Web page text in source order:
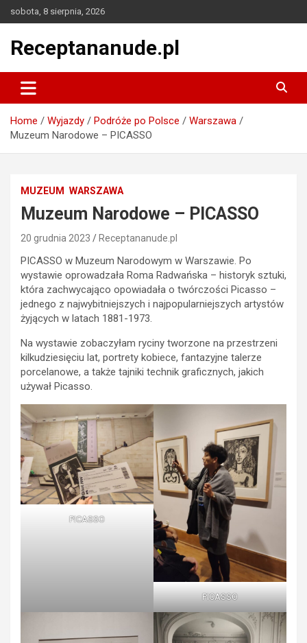
to
sobota, 8 sierpnia, 2026
Receptananude.pl
Home Wyjazdy Podróże po Polsce
Warszawa
Muzeum Narodowe – PICASSO
MUZEUM WARSZAWA
Muzeum Narodowe – PICASSO
20 grudnia 2023 Receptananude.pl
PICASSO w Muzeum Narodowym w Warszawie. Po
wystawie oprowadzała Roma Radwańska – historyk sztuki,
która zachwycająco opowiadała o twórczości Picasso –
jednego z najwybitniejszych i najpopularniejszych artystów
żyjących w latach 1881-1973.
Na wystawie zobaczyłam ryciny tworzone na przestrzeni
kilkudziesięciu lat, portrety kobiece, fantazyjne talerze
porcelanowe, a także tajniki technik graficznych, jakich
używał Picasso.
PICASSO
PICASSO